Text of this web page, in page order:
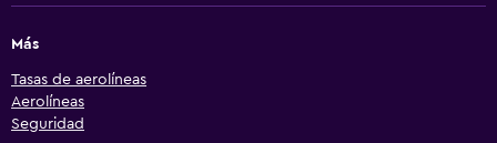
Más
Tasas de aerolíneas
Aerolíneas
Seguridad